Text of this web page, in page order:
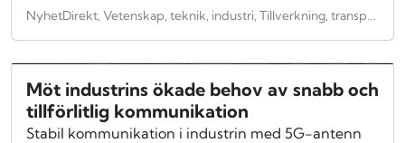
Möt industrins ökade behov av snabb och
tillförlitlig kommunikation
Stabil kommunikation i industrin med 5G-antenn